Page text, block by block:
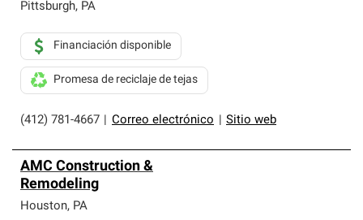
Pittsburgh, PA
(412) 781-4667 Correo electrónico Sitio web
Financiación disponible
Promesa de reciclaje de tejas
AMC Construction &
Remodeling
Houston, PA